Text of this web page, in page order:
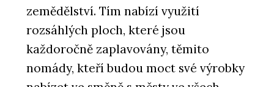
zemědělství. Tím nabízí využití
rozsáhlých ploch, které jsou
každoročně zaplavovány, těmito
nomády, kteří budou moct své výrobky